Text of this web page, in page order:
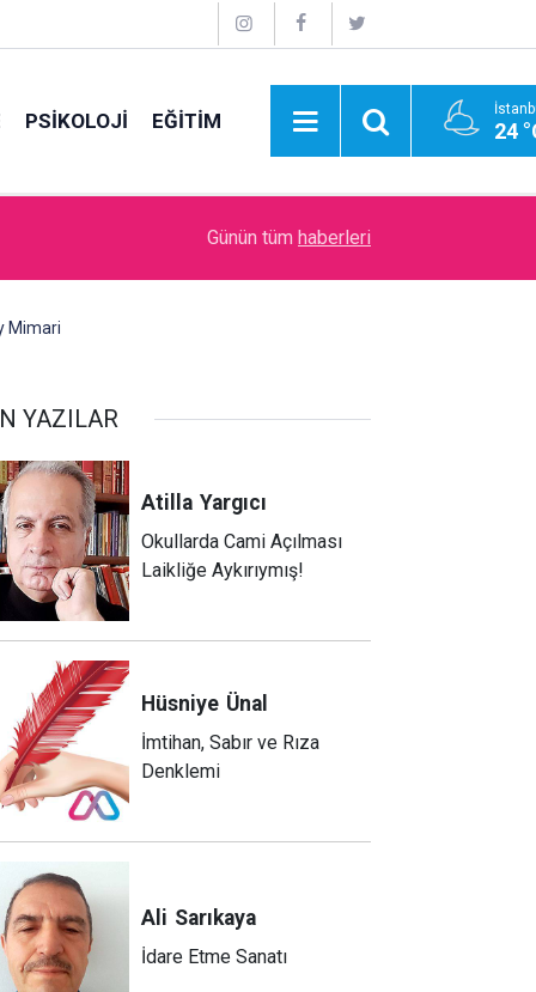
PSİKOLOJİ EĞİTİM 24
Bir can kardeşin ardından…
Günün tüm haberleri
Mimari
YAZILAR
Atilla Yargıcı
Okullarda Cami Açılması
Laikliğe Aykırıymış!
Hüsniye Ünal
İmtihan, Sabır ve Rıza
Denklemi
Ali Sarıkaya
İdare Etme Sanatı